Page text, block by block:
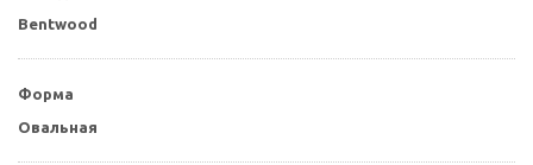
Bentwood
Форма
Овальная